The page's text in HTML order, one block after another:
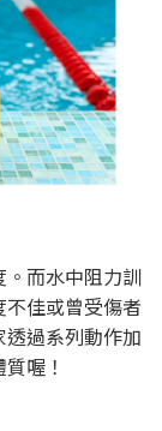
而水中阻力訓
佳或曾受傷者
過系列動作加
喔！